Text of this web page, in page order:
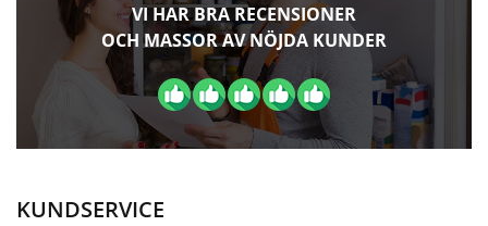
VI HAR BRA RECENSIONER
OCH MASSOR AV NÖJDA KUNDER
KUNDSERVICE